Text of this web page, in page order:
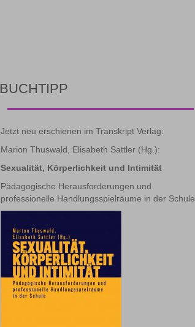
BUCHTIPP
Jetzt neu erschienen im Transkript Verlag:
Marion Thuswald, Elisabeth Sattler (Hg.):
Sexualität, Körperlichkeit und Intimität
Pädagogische Herausforderungen und
professionelle Handlungsspielräume in der Schule